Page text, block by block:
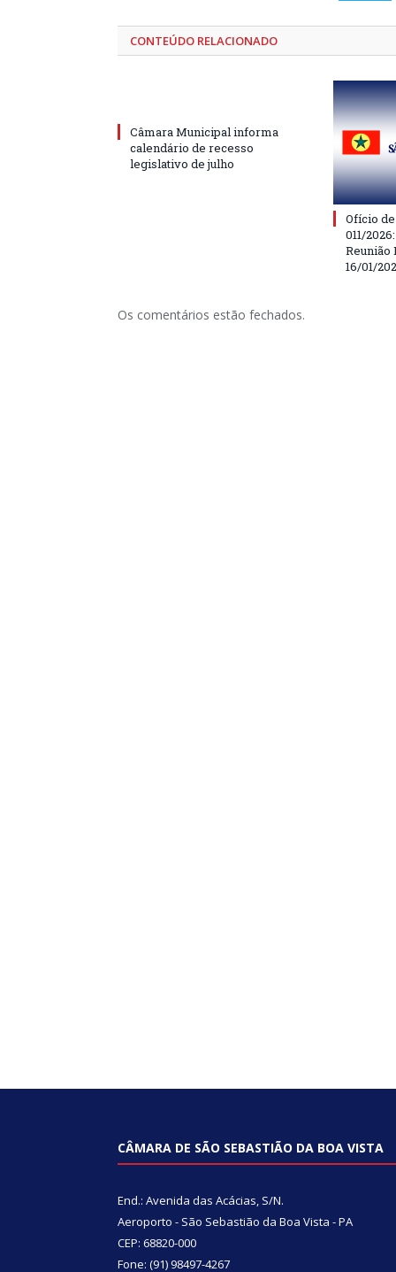
CONTEÚDO RELACIONADO
Câmara Municipal informa
calendário de recesso
legislativo de julho
Ofício
011/
Reunião
16/01/
Os comentários estão fechados.
CÂMARA DE SÃO SEBASTIÃO DA BOA VISTA
End.: Avenida das Acácias, S/N.
Aeroporto - São Sebastião da Boa Vista - PA
CEP: 68820-000
Fone: (91) 98497-4267